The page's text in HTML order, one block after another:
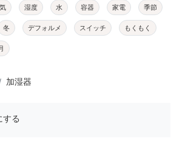
湿度 水 容器 家電 季節
冬 デフォルメ スイッチ もくもく
加湿器
する